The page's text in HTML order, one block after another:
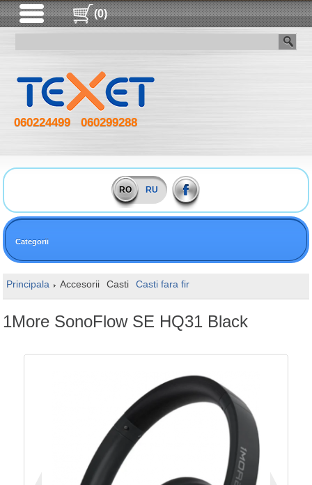
(0)
060224499 060299288
RO RU
Categorii
Principala Accesorii Сasti Casti fara fir
1More SonoFlow SE HQ31 Black